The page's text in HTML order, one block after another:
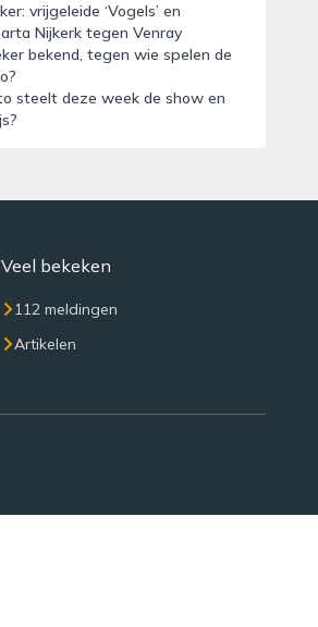
vrijgeleide ‘Vogels’ en
Nijkerk tegen Venray
bekend, tegen wie spelen de
steelt deze week de show en
Veel bekeken
112 meldingen
Artikelen